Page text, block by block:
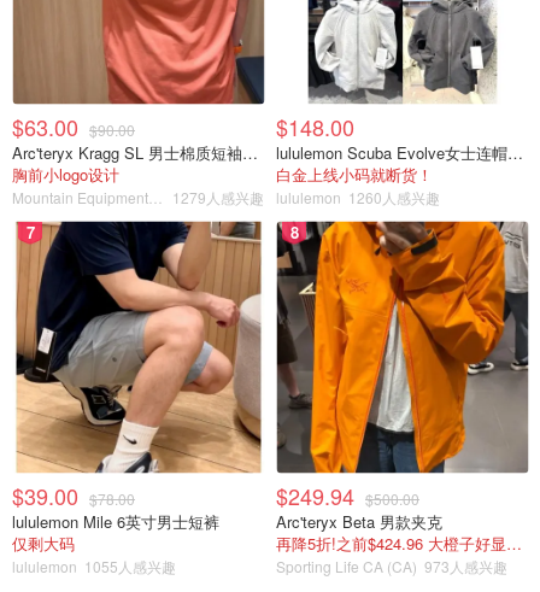
$63.00 $90.00
Arc'teryx Kragg SL 男士棉质短袖T恤
胸前小logo设计
1279人感兴趣
$148.00
lululemon Scuba Evolve女士连帽卫衣 全拉链
白金上线小码就断货！
lululemon 1260人感兴趣
7
$39.00 $78.00
lululemon Mile 6英寸男士短裤
仅剩大码
lululemon 1055人感兴趣
8
$249.94 $500.00
Arc'teryx Beta 男款夹克
再降5折!之前$424.96 大橙子好显白 蹲补
Sporting Life CA (CA) 973人感兴趣